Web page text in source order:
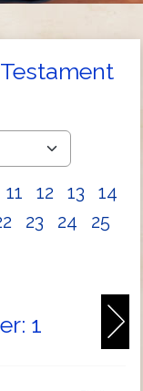
11 12 13
14
23 24
25
1